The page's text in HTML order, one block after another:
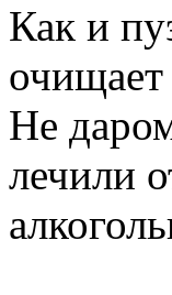
Как и
очищает
Не
лечили